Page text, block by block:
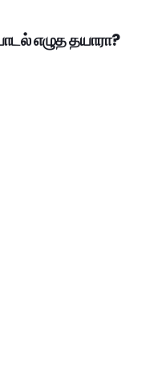
எழுத தயாரா?